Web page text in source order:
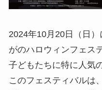
2024年10月20日（日
がのハロウィンフェス
子どもたちに特に人気
このフェスティバルは